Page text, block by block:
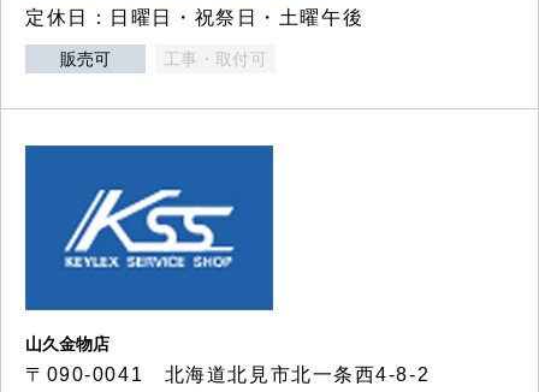
定休日：日曜日・祝祭日・土曜午後
販売可 工事・取付可
山久金物店
〒090-0041 北海道北見市北一条西4-8-2